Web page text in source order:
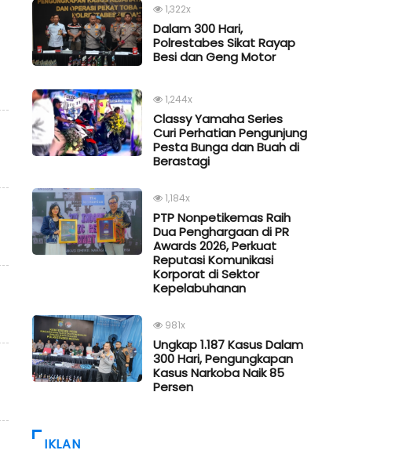
1,322x
Dalam 300 Hari,
Polrestabes Sikat Rayap
Besi dan Geng Motor
1,244x
Classy Yamaha Series
Curi Perhatian Pengunjung
Pesta Bunga dan Buah di
Berastagi
1,184x
PTP Nonpetikemas Raih
Dua Penghargaan di PR
Awards 2026, Perkuat
Reputasi Komunikasi
Korporat di Sektor
Kepelabuhanan
981x
Ungkap 1.187 Kasus Dalam
300 Hari, Pengungkapan
Kasus Narkoba Naik 85
Persen
IKLAN